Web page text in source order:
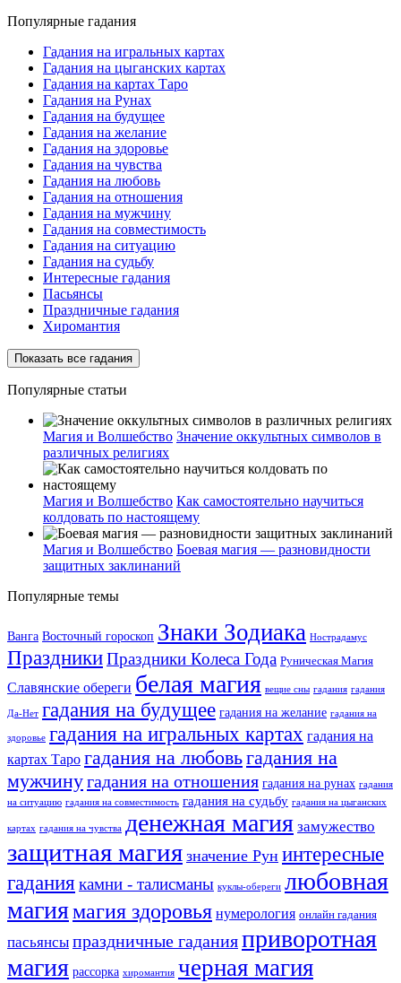
Популярные гадания
Гадания на игральных картах
Гадания на цыганских картах
Гадания на картах Таро
Гадания на Рунах
Гадания на будущее
Гадания на желание
Гадания на здоровье
Гадания на чувства
Гадания на любовь
Гадания на отношения
Гадания на мужчину
Гадания на совместимость
Гадания на ситуацию
Гадания на судьбу
Интересные гадания
Пасьянсы
Праздничные гадания
Хиромантия
Показать все гадания
Популярные статьи
Магия и Волшебство Значение оккультных символов в
различных религиях
Магия и Волшебство Как самостоятельно научиться
колдовать по настоящему
Магия и Волшебство Боевая магия — разновидности
защитных заклинаний
Популярные темы
Ванга Восточный гороскоп Знаки Зодиака Нострадамус
ПраздникиПраздники Колеса Года Руническая Магия
Славянские обереги белая магия вещие сны гадания гадания
Да-Нет гадания на будущее гадания на желание гадания на
здоровье гадания на игральных картах гадания на
картах Таро гадания на любовьгадания на
мужчинугадания на отношения гадания на рунах гадания
на ситуацию гадания на совместимость гадания на судьбу гадания на цыганских
картах гадания на чувства денежная магия замужество
защитная магия значение Рун интересные
гадания камни - талисманы куклы-обереги любовная
магиямагия здоровья нумерология онлайн гадания
пасьянсы праздничные гаданияприворотная
магия рассорка хиромантия черная магия